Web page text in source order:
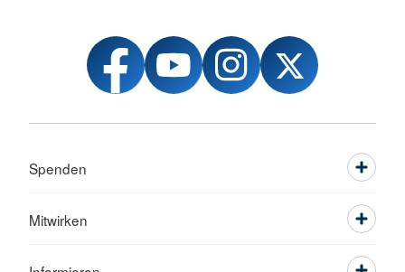
Spenden
Mitwirken